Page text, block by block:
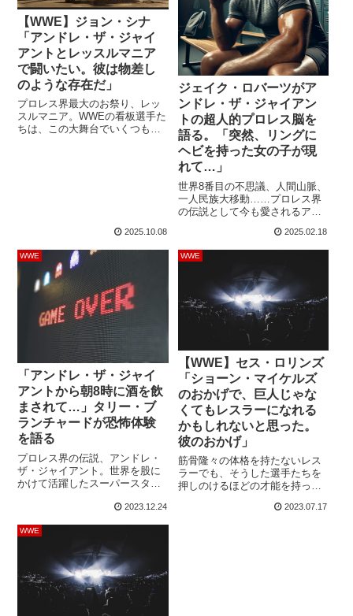
【WWE】ジョン・シナ
「アンドレ・ザ・ジャイ
アントとレッスルマニア
で闘いたい。彼は物差し
のような存在だ」
プロレス界最大のお祭り、レッ
スルマニア。WWEの看板選手た
ちは、この大舞台でいくつもの
げてきました。しかし、彼には
たい、ドリームマ...
2025.10.08
ジェイク・ロバーツがア
ンドレ・ザ・ジャイアン
トの超人的プロレス脳を
語る。「突然、リングに
ヘビを持った女の子が現
れて…」
世界8番目の不思議、人間山脈、
一人民族大移動……プロレス界
の伝説として今も愛されるアン
女とヘビに怯えました。レジェ
ンドレスラーのジェイク・ロバ
ーツは、アンダーテイカーの
Podcast番組にゲスト出演した
際、アンドレとの試合中に起き
たハプニングを語りました。試
合はアンドレが圧倒していまし
たが、ヘビが苦手な彼は突然後
ずさりして怯えた表...
2025.02.18
WWE
「アンドレ・ザ・ジャイ
アントから朝8時に酒を飲
まされて…」タリー・ブ
ランチャードが恐怖体験
を語る
プロレス界の伝説、アンドレ・
ザ・ジャイアント。世界を股に
かけて活躍したスーパースター
り、どれも興味深いものばかり
り、彼の存在が忘れられること
はないでしょう。彼は飲酒にま
つわるエピソードも豊富で、と
んでもない量のビールやワイン
を飲んでも平気だったことが知
られています。現役時代に彼と
戦ったタリー・ブランチャー...
2023.12.24
WWE
【WWE】セス・ロリンズ
「ショーン・マイケルズ
のおかげで、巨人じゃな
くてもレスラーになれる
かもしれないと思った。
彼のおかげ」
筋骨隆々の体格を持たないレス
ラーでも、そうした選手たちを
押しのけるほどの才能を持って
ロレス団体のトップスターにな
2023.07.17
WWE